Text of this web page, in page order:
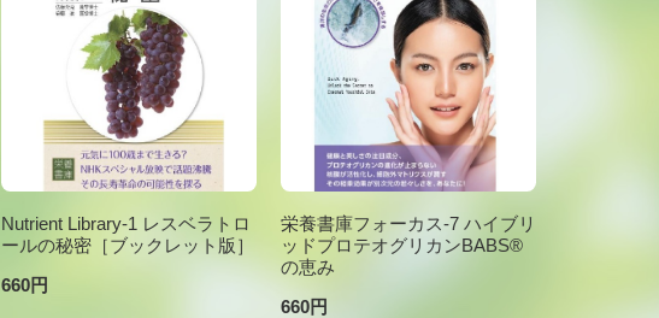
Nutrient Library-1 レスベラトロ
ールの秘密［ブックレット版］
660円
栄養書庫フォーカス-7 ハイブリ
ッドプロテオグリカンBABS®
の恵み
660円